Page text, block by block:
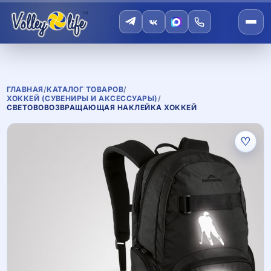
ГЛАВНАЯ/КАТАЛОГ ТОВАРОВ/
ХОККЕЙ (СУВЕНИРЫ И АКСЕССУАРЫ)/
СВЕТОВОВОЗВРАЩАЮЩАЯ НАКЛЕЙКА ХОККЕЙ
♡